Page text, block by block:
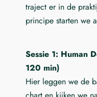
traject er in de
principe starten we
Sessie 1: Human
120 min)
Hier leggen we de